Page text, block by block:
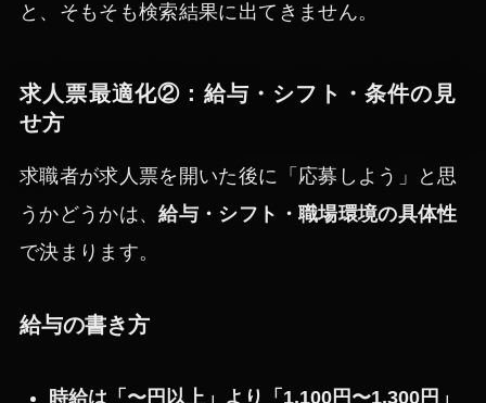
と、そもそも検索結果に出てきません。
求人票最適化②：給与・シフト・条件の見
せ方
求職者が求人票を開いた後に「応募しよう」と思
うかどうかは、給与・シフト・職場環境の具体性
で決まります。
給与の書き方
時給は「〜円以上」より「1,100円〜1,300円」